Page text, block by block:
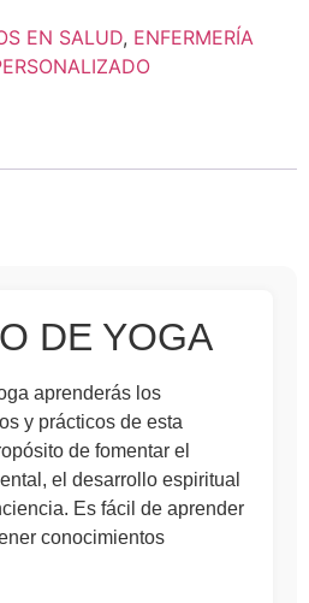
EN SALUD, ENFERMERÍA
DE YOGA
aprenderás los
y prácticos de esta
de fomentar el
el desarrollo espiritual
Es fácil de aprender
conocimientos